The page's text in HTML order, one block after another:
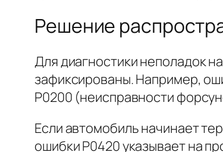
Решение
Для диагностики неполадок
зафиксированы. Например,
P0200 (неисправности
Если автомобиль начинает
ошибки P0420 указывает на